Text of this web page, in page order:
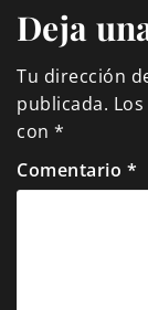
Deja
Tu dirección
publicada.
con *
Comentario *